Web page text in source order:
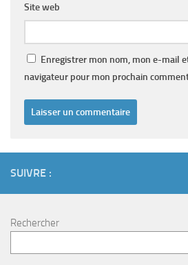
Site web
Enregistrer mon nom, mon e-mail
navigateur pour mon prochain
SUIVRE :
Rechercher